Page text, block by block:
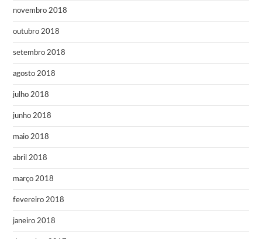
novembro 2018
outubro 2018
setembro 2018
agosto 2018
julho 2018
junho 2018
maio 2018
abril 2018
março 2018
fevereiro 2018
janeiro 2018